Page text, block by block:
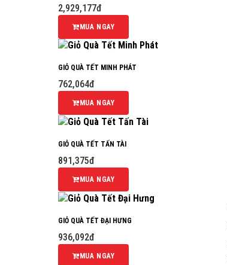
2,929,177đ
MUA NGAY
GIỎ QUÀ TẾT MINH PHÁT
762,064đ
MUA NGAY
GIỎ QUÀ TẾT TẤN TÀI
891,375đ
MUA NGAY
GIỎ QUÀ TẾT ĐẠI HƯNG
936,092đ
MUA NGAY